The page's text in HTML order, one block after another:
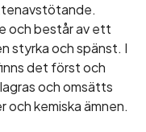
och består av ett
styrka och spänst. I
det först och
och omsätts
kemiska ämnen.